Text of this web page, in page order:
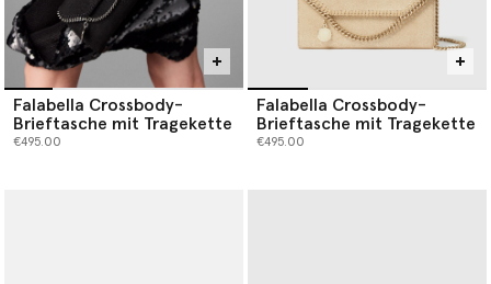
Falabella Crossbody-
Brieftasche mit Tragekette
€495.00
Falabella Crossbody-
Brieftasche mit Tragekette
€495.00